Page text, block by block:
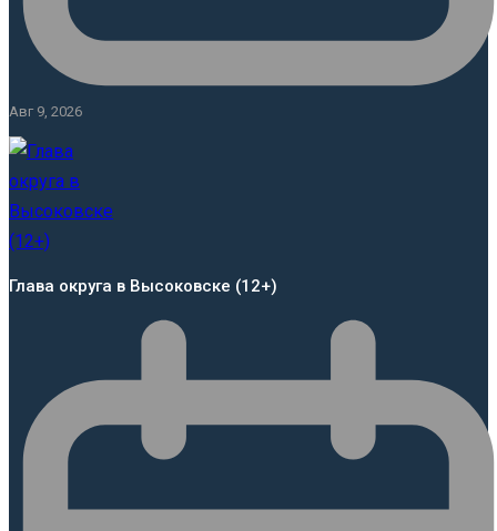
Авг 9, 2026
Глава округа в Высоковске (12+)